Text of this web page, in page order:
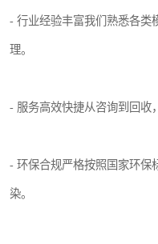
- 行业经验丰富我们熟悉各类
理。
- 服务高效快捷从咨询到回收
- 环保合规严格按照国家环保
染。